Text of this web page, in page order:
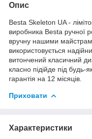
Опис
Besta Skeleton UA -
виробника Besta ручної
вручну нашими
використовується
витончений класичний
класно підійде під будь-
гарантія на 12 місяців.
Приховати
Характеристики